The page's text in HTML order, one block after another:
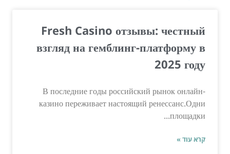
Fresh Casino отзывы: честный
взгляд на гемблинг-платформу в
2025 году
В последние годы российский рынок онлайн-
казино переживает настоящий ренессанс.Одни
площадки...
קרא עוד »